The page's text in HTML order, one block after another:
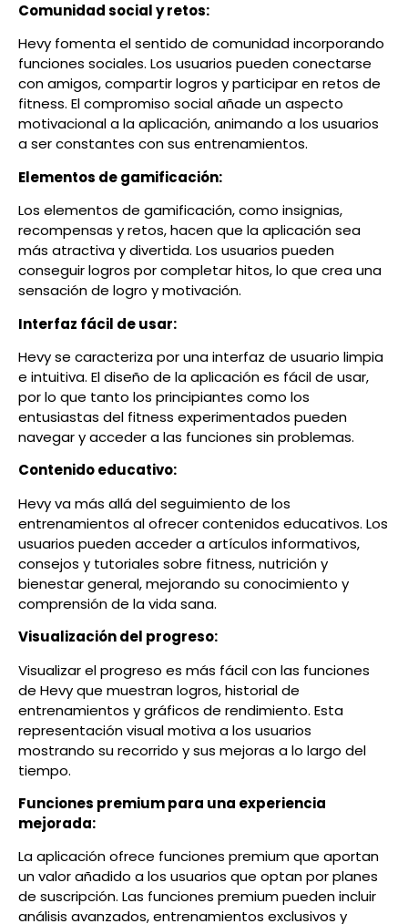
Comunidad social y retos:
Hevy fomenta el sentido de comunidad incorporando
funciones sociales. Los usuarios pueden conectarse
con amigos, compartir logros y participar en retos de
fitness. El compromiso social añade un aspecto
motivacional a la aplicación, animando a los usuarios
a ser constantes con sus entrenamientos.
Elementos de gamificación:
Los elementos de gamificación, como insignias,
recompensas y retos, hacen que la aplicación sea
más atractiva y divertida. Los usuarios pueden
conseguir logros por completar hitos, lo que crea una
sensación de logro y motivación.
Interfaz fácil de usar:
Hevy se caracteriza por una interfaz de usuario limpia
e intuitiva. El diseño de la aplicación es fácil de usar,
por lo que tanto los principiantes como los
entusiastas del fitness experimentados pueden
navegar y acceder a las funciones sin problemas.
Contenido educativo:
Hevy va más allá del seguimiento de los
entrenamientos al ofrecer contenidos educativos. Los
usuarios pueden acceder a artículos informativos,
consejos y tutoriales sobre fitness, nutrición y
bienestar general, mejorando su conocimiento y
comprensión de la vida sana.
Visualización del progreso:
Visualizar el progreso es más fácil con las funciones
de Hevy que muestran logros, historial de
entrenamientos y gráficos de rendimiento. Esta
representación visual motiva a los usuarios
mostrando su recorrido y sus mejoras a lo largo del
tiempo.
Funciones premium para una experiencia
mejorada:
La aplicación ofrece funciones premium que aportan
un valor añadido a los usuarios que optan por planes
de suscripción. Las funciones premium pueden incluir
análisis avanzados, entrenamientos exclusivos y